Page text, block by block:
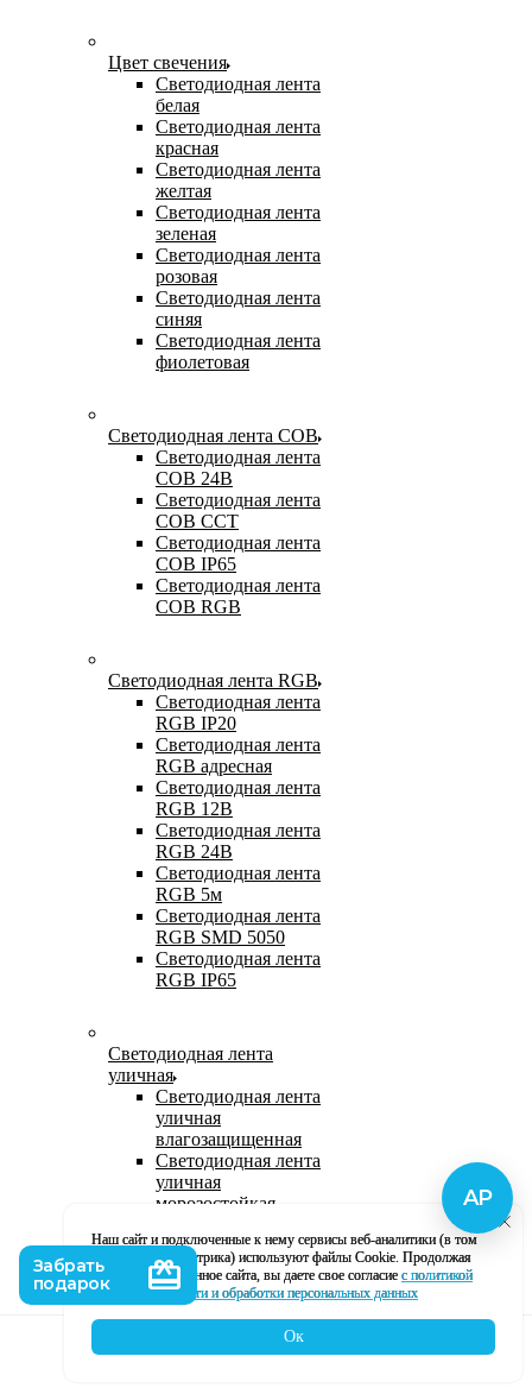
Цвет свечения
Светодиодная лента
белая
Светодиодная лента
красная
Светодиодная лента
желтая
Светодиодная лента
зеленая
Светодиодная лента
розовая
Светодиодная лента
синяя
Светодиодная лента
фиолетовая
Светодиодная лента COB
Светодиодная лента
COB 24В
Светодиодная лента
COB CCT
Светодиодная лента
COB IP65
Светодиодная лента
COB RGB
Светодиодная лента RGB
Светодиодная лента
RGB IP20
Светодиодная лента
RGB адресная
Светодиодная лента
RGB 12В
Светодиодная лента
RGB 24В
Светодиодная лента
RGB 5м
Светодиодная лента
RGB SMD 5050
Светодиодная лента
RGB IP65
Светодиодная лента
уличная
Светодиодная лента
уличная
влагозащищенная
Светодиодная лента
уличная
морозостойкая
светодиодная лента
220В
Светодиодная лента
уличная в силиконе
Наш сайт и подключенные к нему сервисы веб-аналитики (в том
числе, Яндекс Метрика) используют файлы Cookie. Продолжая
использование данное сайта, вы даете свое согласие с политикой
кофиденциальности и обработки персональных данных
Ок